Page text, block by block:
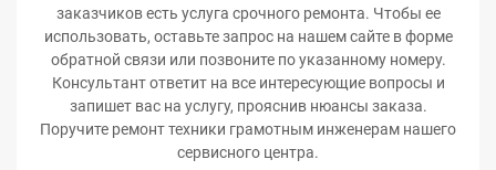
заказчиков есть услуга срочного ремонта. Чтобы ее
использовать, оставьте запрос на нашем сайте в форме
обратной связи или позвоните по указанному номеру.
Консультант ответит на все интересующие вопросы и
запишет вас на услугу, прояснив нюансы заказа.
Поручите ремонт техники грамотным инженерам нашего
сервисного центра.